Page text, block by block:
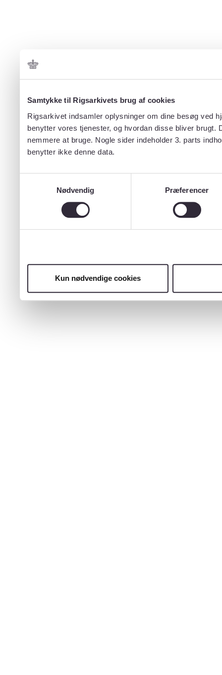
Samtykke til Rigsarkivets brug af cookies
Rigsarkivet indsamler oplysninger om dine besøg ved
benytter vores tjenester, og hvordan disse bliver
nemmere at bruge. Nogle sider indeholder 3. parts
benytter ikke denne data.
Nødvendig
Præferencer
Kun nødvendige cookies